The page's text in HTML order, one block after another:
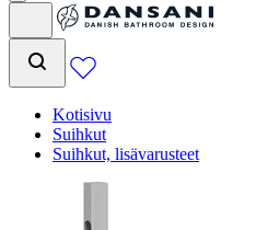
Kotisivu
Suihkut
Suihkut, lisävarusteet